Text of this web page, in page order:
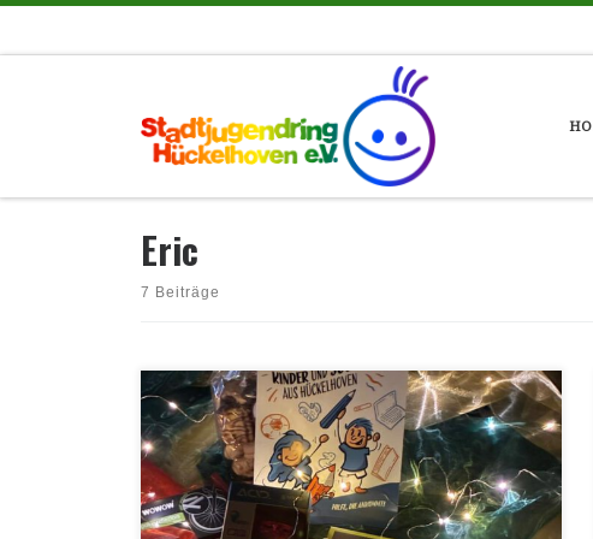
Eric
7 Beiträge
Gerade in der Weihnachtszeit geht es darum, Menschen eine
Freude zu bereiten und dass Licht in die Dunkelheit gebracht
wird – so auch in diesem Jahr bei der traditionellen
Weihnachtsaktion des Hilfsfonds „Hückelhoven für Kinder“.
In den Einrichtungen der Offenen Kinder- und Jugendarbeit,